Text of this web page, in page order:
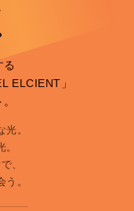
る
ELCIENT」
光。
、
う。